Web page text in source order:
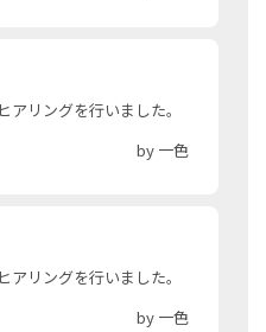
アリングを行いました。
by 一色
アリングを行いました。
by 一色